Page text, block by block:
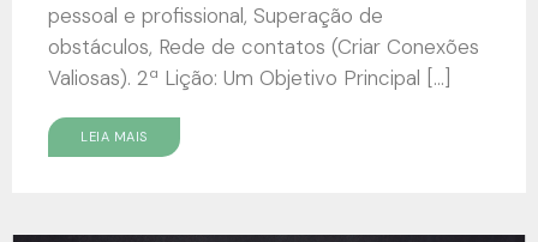
pessoal e profissional, Superação de
obstáculos, Rede de contatos (Criar Conexões
Valiosas). 2ª Lição: Um Objetivo Principal […]
LEIA MAIS